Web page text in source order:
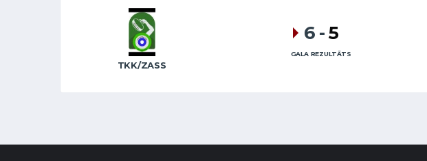
TKK/ZASS
6 -5
GALA REZULTĀTS